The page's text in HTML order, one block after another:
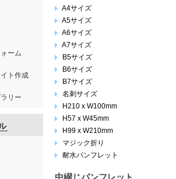
A4サイズ
A5サイズ
A6サイズ
A7サイズ
B5サイズ
B6サイズ
B7サイズ
名刺サイズ
H210 x W100mm
H57 x W45mm
H99 x W210mm
マジック折り
耐水パンフレット
ーム
ト作成
リー